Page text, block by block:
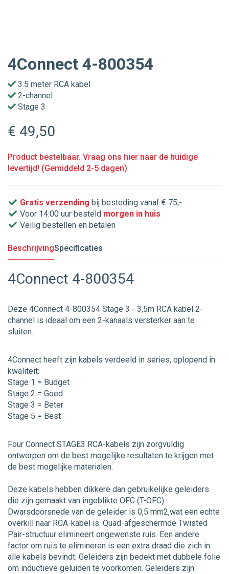
4Connect 4-800354
3.5 meter RCA kabel
2-channel
Stage 3
€ 49,50
Product bestelbaar. Vraag ons hier naar de huidige
levertijd! (Gemiddeld 2-5 dagen)
Gratis verzending bij besteding vanaf € 75,-
Voor 14:00 uur besteld morgen in huis
Veilig bestellen en betalen
BeschrijvingSpecificaties
4Connect 4-800354
Deze 4Connect 4-800354 Stage 3 - 3,5m RCA kabel 2-
channel is ideaal om een 2-kanaals versterker aan te
sluiten.
4Connect heeft zijn kabels verdeeld in series, oplopend in
kwaliteit:
Stage 1 = Budget
Stage 2 = Goed
Stage 3 = Beter
Stage 5 = Best
Four Connect STAGE3 RCA-kabels zijn zorgvuldig
ontworpen om de best mogelijke resultaten te krijgen met
de best mogelijke materialen.
Deze kabels hebben dikkere dan gebruikelijke geleiders
die zijn gemaakt van ingeblikte OFC (T-OFC).
Dwarsdoorsnede van de geleider is 0,5 mm2,wat een echte
overkill naar RCA-kabel is. Quad-afgeschermde Twisted
Pair-structuur elimineert ongewenste ruis. Een andere
factor om ruis te elimineren is een extra draad die zich in
alle kabels bevindt. Geleiders zijn bedekt met dubbele folie
om inductieve geluiden te voorkomen. Geleiders zijn